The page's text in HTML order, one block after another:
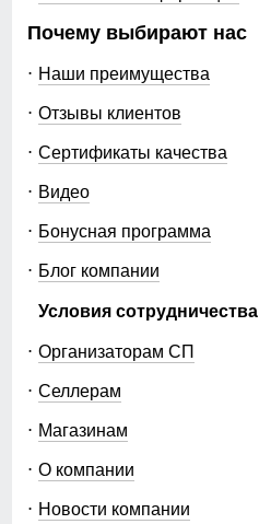
Почему выбирают нас
Наши преимущества
Отзывы клиентов
Сертификаты качества
Видео
Бонусная программа
Блог компании
Условия сотрудничества
Организаторам СП
Селлерам
Магазинам
О компании
Новости компании